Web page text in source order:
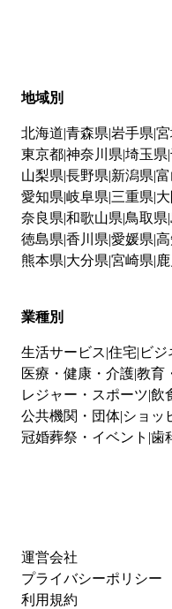
地域別
北海道 青森県 岩手県
東京都神奈川県 埼玉県
山梨県 長野県 新潟県
愛知県 岐阜県 三重県
奈良県 和歌山県 鳥取県
徳島県 香川県 愛媛県
熊本県 大分県 宮崎県
業種別
生活サービス 住宅 ビジ
医療・健康・介護教育
レジャー・スポーツ 飲
公共機関・団体 ショッ
冠婚葬祭・イベント 歯
運営会社
プライバシーポリシー
利用規約